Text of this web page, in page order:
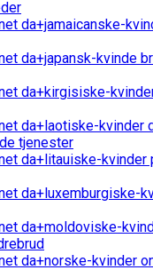
da+jamaicanske-
da+japansk-kvinde
da+kirgisiske-
da+laotiske-kvinder
tjenester
da+litauiske-kvinder
da+luxemburgiske-
da+moldoviske-
da+norske-kvinder